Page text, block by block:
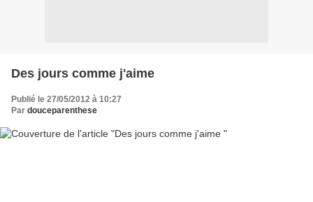
Des jours comme j'aime
Publié le 27/05/2012 à 10:27
Par douceparenthese